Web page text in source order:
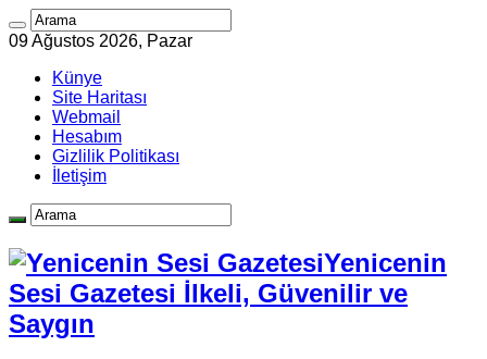
09 Ağustos 2026, Pazar
Künye
Site Haritası
Webmail
Hesabım
Gizlilik Politikası
İletişim
Yenicenin
Sesi Gazetesi İlkeli, Güvenilir ve
Saygın